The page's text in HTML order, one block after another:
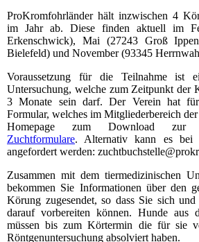
ProKromfohrländer hält inzwischen 4
im Jahr ab. Diese finden aktuell im
Erkenschwick), Mai (27243 Groß
Bielefeld) und November (93345
Voraussetzung für die Teilnahme ist
Untersuchung, welche zum Zeitpunkt der
3 Monate sein darf. Der Verein hat
Formular, welches im Mitgliederbereich
Homepage zum Download zur
Zuchtformulare. Alternativ kann es bei
angefordert werden:
Zusammen mit dem tiermedizinischen
bekommen Sie Informationen über den
Körung zugesendet, so dass Sie sich
darauf vorbereiten können. Hunde aus
müssen bis zum Körtermin die für sie
Röntgenuntersuchung absolviert haben.